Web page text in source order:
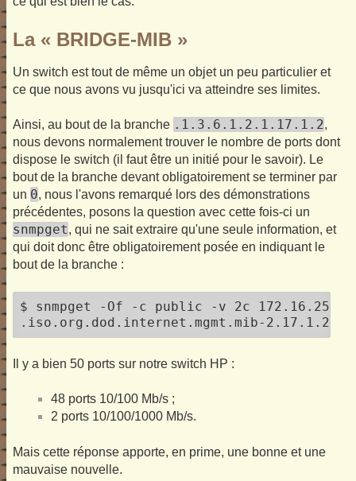
La « BRIDGE-MIB »
Un switch est tout de même un objet un peu particulier et
ce que nous avons vu jusqu'ici va atteindre ses limites.
Ainsi, au bout de la branche .1.3.6.1.2.1.17.1.2,
nous devons normalement trouver le nombre de ports dont
dispose le switch (il faut être un initié pour le savoir). Le
bout de la branche devant obligatoirement se terminer par
un 0, nous l'avons remarqué lors des démonstrations
précédentes, posons la question avec cette fois-ci un
snmpget, qui ne sait extraire qu'une seule information, et
qui doit donc être obligatoirement posée en indiquant le
bout de la branche :
$ snmpget -Of -c public -v 2c
.iso.org.dod.internet.mgmt.mib-2.17.1.2.0 =
Il y a bien 50 ports sur notre switch HP :
48 ports 10/100 Mb/s ;
2 ports 10/100/1000 Mb/s.
Mais cette réponse apporte, en prime, une bonne et une
mauvaise nouvelle.